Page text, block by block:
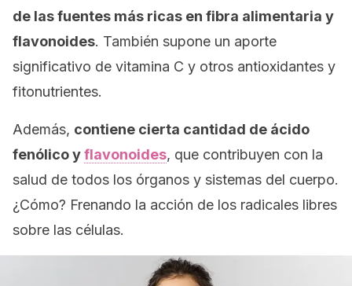
de las fuentes más ricas en fibra alimentaria y
flavonoides. También supone un aporte
significativo de vitamina C y otros antioxidantes y
fitonutrientes.
Además, contiene cierta cantidad de ácido
fenólico yflavonoides, que contribuyen con la
salud de todos los órganos y sistemas del cuerpo.
¿Cómo? Frenando la acción de los radicales libres
sobre las células.